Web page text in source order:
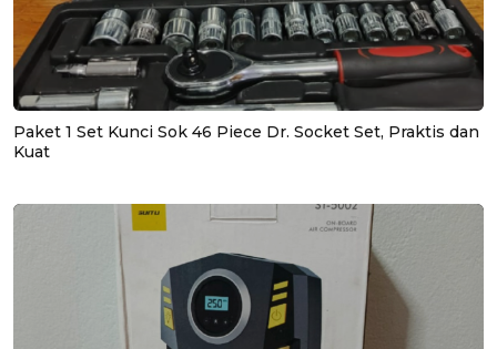
Paket 1 Set Kunci Sok 46 Piece Dr. Socket Set, Praktis dan
Kuat